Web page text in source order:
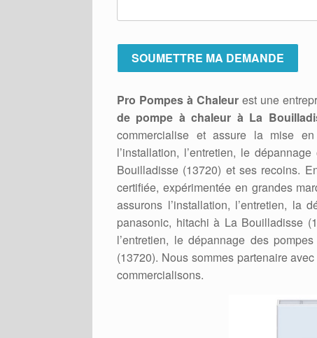
Pro Pompes à Chaleur est une
de pompe à chaleur à La
commercialise et assure la mise
l’installation, l’entretien, le
Bouilladisse (13720) et ses recoins.
certifiée, expérimentée en grandes
assurons l’installation, l’entretien, la
panasonic, hitachi à La Bouilladisse
l’entretien, le dépannage des
(13720). Nous sommes partenaire
commercialisons.